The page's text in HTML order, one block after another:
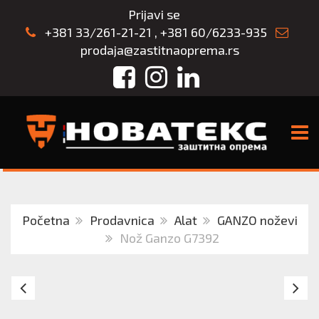
Prijavi se
+381 33/261-21-21 , +381 60/6233-935
prodaja@zastitnaoprema.rs
FacebookInstagram
LinkedIn
Početna Prodavnica Alat
GANZO noževi
Nož Ganzo G7392
Nož